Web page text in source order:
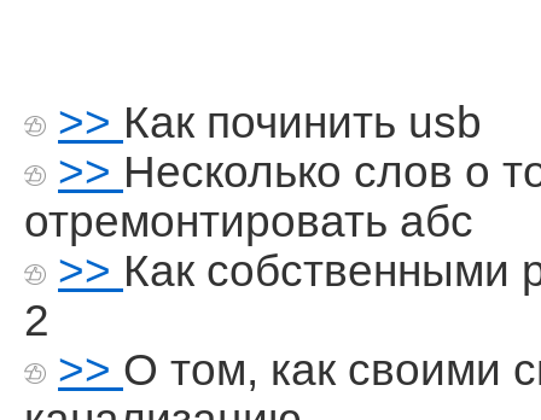
>> Как починить usb
>> Несколько слов о
отремонтировать абс
>> Как собственными
2
>> О том, как своими